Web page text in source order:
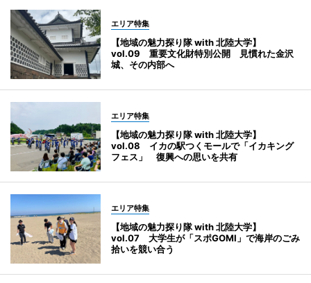
エリア特集
【地域の魅力探り隊 with 北陸大学】
vol.09 重要文化財特別公開 見慣れた金沢
城、その内部へ
エリア特集
【地域の魅力探り隊 with 北陸大学】
vol.08 イカの駅つくモールで「イカキング
フェス」 復興への思いを共有
エリア特集
【地域の魅力探り隊 with 北陸大学】
vol.07 大学生が「スポGOMI」で海岸のごみ
拾いを競い合う